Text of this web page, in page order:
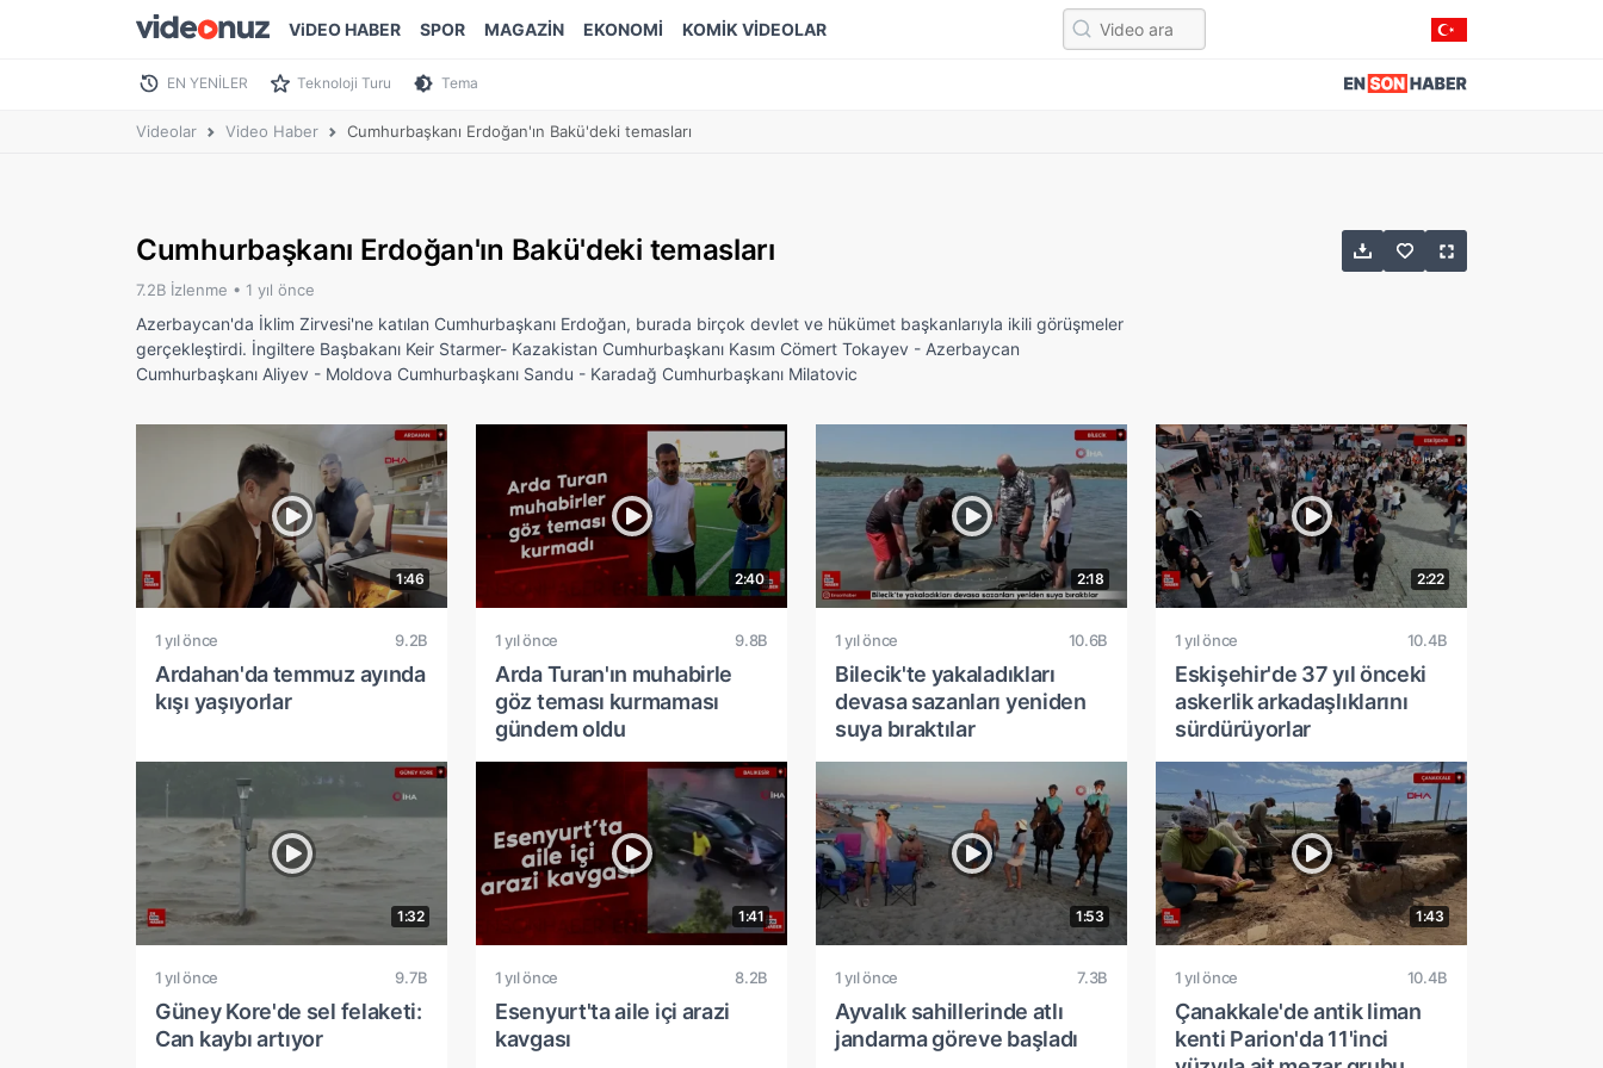
ViDEO HABER SPOR MAGAZİN EKONOMİ KOMİK VİDEOLAR
EN YENİLER Teknoloji Turu Tema
Videolar Video Haber Cumhurbaşkanı Erdoğan'ın Bakü'deki temasları
Cumhurbaşkanı Erdoğan'ın Bakü'deki temasları
7.2B İzlenme • 1 yıl önce
Azerbaycan'da İklim Zirvesi'ne katılan Cumhurbaşkanı Erdoğan, burada birçok devlet ve hükümet başkanlarıyla ikili görüşmeler
gerçekleştirdi. İngiltere Başbakanı Keir Starmer- Kazakistan Cumhurbaşkanı Kasım Cömert Tokayev - Azerbaycan
Cumhurbaşkanı Aliyev - Moldova Cumhurbaşkanı Sandu - Karadağ Cumhurbaşkanı Milatovic
1:46
1 yıl önce 9.2B
Ardahan'da temmuz ayında
kışı yaşıyorlar
2:40
1 yıl önce 9.8B
Arda Turan'ın muhabirle
göz teması kurmaması
gündem oldu
2:18
1 yıl önce 10.6B
Bilecik'te yakaladıkları
devasa sazanları yeniden
suya bıraktılar
2:22
1 yıl önce 10.4B
Eskişehir'de 37 yıl önceki
askerlik arkadaşlıklarını
sürdürüyorlar
1:32
1 yıl önce 9.7B
Güney Kore'de sel felaketi:
Can kaybı artıyor
1:41
1 yıl önce 8.2B
Esenyurt'ta aile içi arazi
kavgası
1:53
1 yıl önce 7.3B
Ayvalık sahillerinde atlı
jandarma göreve başladı
1:43
1 yıl önce 10.4B
Çanakkale'de antik liman
kenti Parion'da 11'inci